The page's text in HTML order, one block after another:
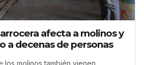
afecta a molinos y
a decenas de personas
los molinos también vienen